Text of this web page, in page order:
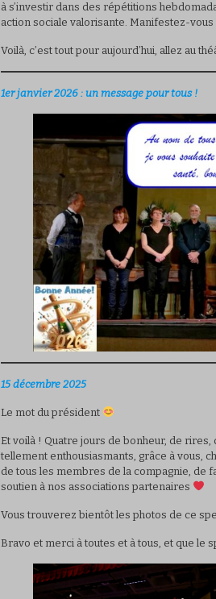
à s’investir dans des répétitions
action sociale valorisante. Manifestez-
Voilà, c’est tout pour aujourd’hui, allez au
1er janvier 2026 : un message pour tous !
15 décembre 2025
Le mot du président
Et voilà ! Quatre jours de bonheur, de
tellement enthousiasmants, grâce à vous,
de tous les membres de la compagnie, de
soutien à nos associations partenaires
Vous trouverez bientôt les photos de ce
Bravo et merci à toutes et à tous, et que le